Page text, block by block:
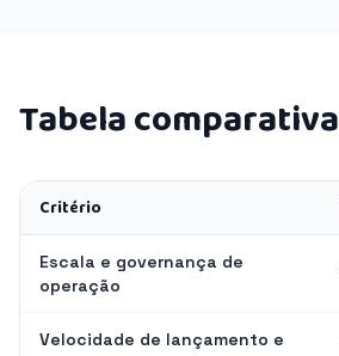
Tabela comparativa
Critério
Escala e governança de
operação
Velocidade de lançamento e